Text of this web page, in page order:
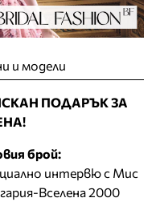
и модели
ПОДАРЪК ЗА
брой:
интервю с Мис
Вселена 2000